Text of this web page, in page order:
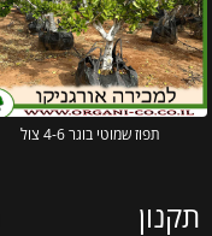
תפוז שמוטי בוגר 4-6 צול
תקנון